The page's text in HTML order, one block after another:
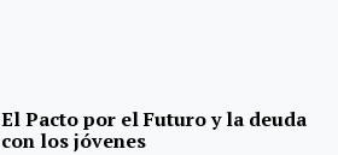
El Pacto por el Futuro y la deuda
con los jóvenes